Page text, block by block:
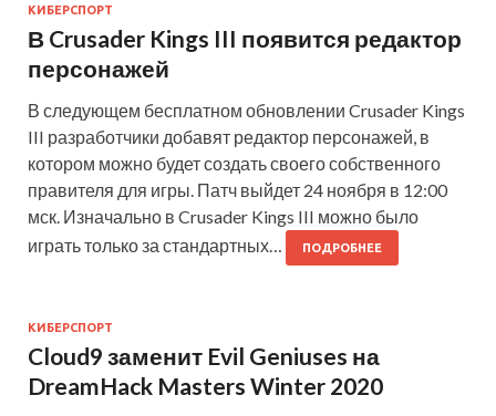
КИБЕРСПОРТ
В Crusader Kings III появится редактор
персонажей
В следующем бесплатном обновлении Crusader Kings
III разработчики добавят редактор персонажей, в
котором можно будет создать своего собственного
правителя для игры. Патч выйдет 24 ноября в 12:00
мск. Изначально в Crusader Kings III можно было
играть только за стандартных…
ПОДРОБНЕЕ
КИБЕРСПОРТ
Cloud9 заменит Evil Geniuses на
DreamHack Masters Winter 2020